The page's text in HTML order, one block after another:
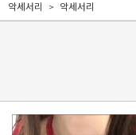
악세서리 악세서리